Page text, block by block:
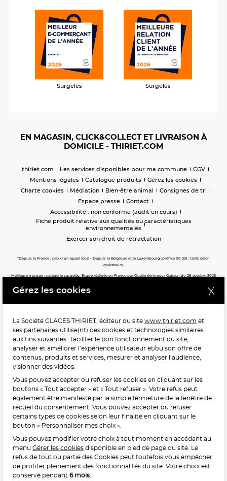
Surgelés Surgelés
EN MAGASIN, CLICK&COLLECT ET LIVRAISON À
DOMICILE - THIRIET.COM
thiriet.com Les services disponibles pour ma commune
CGV
Mentions légales
Catalogue produits
Gérez les cookies
Charte cookies
Médiation Bien-être animal
Consignes de tri
Espace presse
Contact
Accessibilité : non conforme (audit en cours)
Fiche produit relative aux qualités ou caractéristiques
environnementales
Exercer son droit de rétractation
*Depuis la France : prix d’un appel local - Depuis la Belgique et le Luxembourg (préfixe 00 33) : tarifs selon
opérateurs.
Meilleure marque : catégorie surgelés. Etude réalisée en France par Qualimétrie pour Gabaon du 28 octobre 2025
Meilleure chaîne de magasins, Meilleur e-commerçant, Meilleure relation clients : catégorie surgelés. Étude
POUR VOTRE SANTÉ, MANGEZ AU MOINS CINQ FRUITS ET
LÉGUMES PAR JOUR.WWW.MANGERBOUGER.FR
L'abus d'alcool est dangereux pour la santé, à consommer
avec modération.
Interdiction de vente de boissons alcooliques
aux mineurs de moins de 18 ans
Gérez les cookies
La Société GLACES THIRIET, éditeur du site www.thiriet.com et
ses partenaires utilise(nt) des cookies et technologies similaires
aux fins suivantes : faciliter le bon fonctionnement du site,
analyser et améliorer l’expérience utilisateur et/ou son offre de
contenus, produits et services, mesurer et analyser l’audience,
visionner des vidéos.
Vous pouvez accepter ou refuser les cookies en cliquant sur les
boutons « Tout accepter » et « Tout refuser ». Votre refus peut
également être manifesté par la simple fermeture de la fenêtre de
recueil du consentement. Vous pouvez accepter ou refuser
certains types de cookies selon leur finalité en cliquant sur le
bouton « Personnaliser mes choix ».
Vous pouvez modifier votre choix à tout moment en accédant au
menu Gérer les cookies disponible en pied de page du site. Le
refus de tout ou partie des Cookies peut toutefois vous empêcher
de profiter pleinement des fonctionnalités du site. Votre choix est
conservé pendant 6 mois.